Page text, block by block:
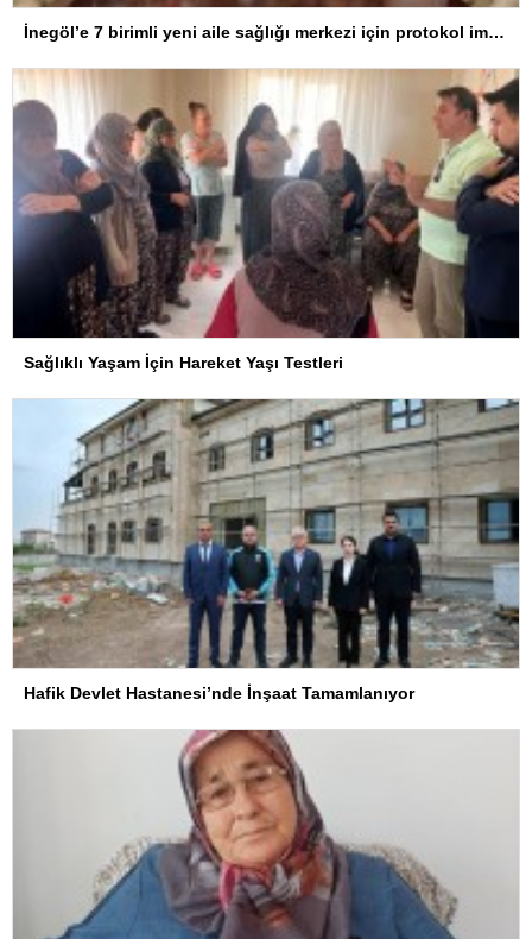
İnegöl’e 7 birimli yeni aile sağlığı merkezi için protokol imzalandı
Sağlıklı Yaşam İçin Hareket Yaşı Testleri
Hafik Devlet Hastanesi’nde İnşaat Tamamlanıyor